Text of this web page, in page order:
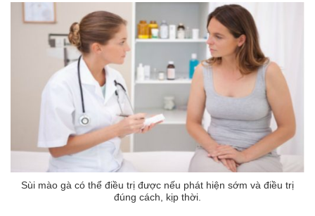
Sùi mào gà có thể điều trị được nếu phát hiện sớm và điều trị
đúng cách, kịp thời.